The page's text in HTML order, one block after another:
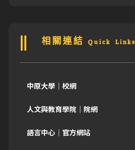
相關連結 Quick Links
中原大學｜校網
人文與教育學院｜院網
語言中心｜官方網站